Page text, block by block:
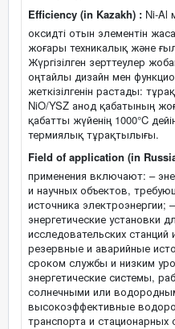
Efficiency (in Kazakh) : Ni-Al
оксидті отын элементін
жоғары техникалық және
Жүргізілген зерттеулер
оңтайлы дизайн мен
жеткізілгенін растады:
NiO/YSZ анод қабатының
қабатты жүйенің 1000°C
термиялық тұрақтылығы.
Field of application (in
применения включают: –
и научных объектов,
источника
энергетические установки
исследовательских станций
резервные и аварийные
сроком службы и низким
энергетические системы,
солнечными или
высокоэффективные
транспорта и стационарных